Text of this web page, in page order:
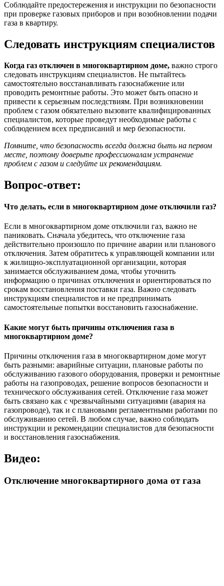
Соблюдайте предостережения и инструкции по безопасности
при проверке газовых приборов и при возобновлении подачи
газа в квартиру.
Следовать инструкциям специалистов
Когда газ отключен в многоквартирном доме, важно строго
следовать инструкциям специалистов. Не пытайтесь
самостоятельно восстанавливать газоснабжение или
проводить ремонтные работы. Это может быть опасно и
привести к серьезным последствиям. При возникновении
проблем с газом обязательно вызовите квалифицированных
специалистов, которые проведут необходимые работы с
соблюдением всех предписаний и мер безопасности.
Помните, что безопасность всегда должна быть на первом
месте, поэтому доверьте профессионалам устранение
проблем с газом и следуйте их рекомендациям.
Вопрос-ответ:
Что делать, если в многоквартирном доме отключили газ?
Если в многоквартирном доме отключили газ, важно не
паниковать. Сначала убедитесь, что отключение газа
действительно произошло по причине аварии или планового
отключения. Затем обратитесь к управляющей компании или
к жилищно-эксплуатационной организации, которая
занимается обслуживанием дома, чтобы уточнить
информацию о причинах отключения и ориентироваться по
срокам восстановления поставки газа. Важно следовать
инструкциям специалистов и не предпринимать
самостоятельные попытки восстановить газоснабжение.
Какие могут быть причины отключения газа в
многоквартирном доме?
Причины отключения газа в многоквартирном доме могут
быть разными: аварийные ситуации, плановые работы по
обслуживанию газового оборудования, проверки и ремонтные
работы на газопроводах, решение вопросов безопасности и
технического обслуживания сетей. Отключение газа может
быть связано как с чрезвычайными ситуациями (авария на
газопроводе), так и с плановыми регламентными работами по
обслуживанию сетей. В любом случае, важно соблюдать
инструкции и рекомендации специалистов для безопасности
и восстановления газоснабжения.
Видео:
Отключение многоквартирного дома от газа